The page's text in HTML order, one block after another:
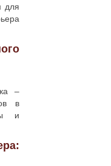
для
–
в
и